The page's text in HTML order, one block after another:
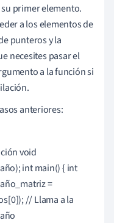
primer elemento.
a los elementos de
punteros y la
necesites pasar el
a la función si
anteriores:
void
int main() { int
=
// Llama a la